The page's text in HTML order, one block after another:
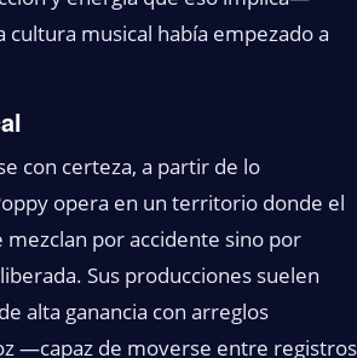
cultura musical había empezado a
con certeza, a partir de lo
opera en un territorio donde el
mezclan por accidente sino por
Sus producciones suelen
alta ganancia con arreglos
—capaz de moverse entre registros